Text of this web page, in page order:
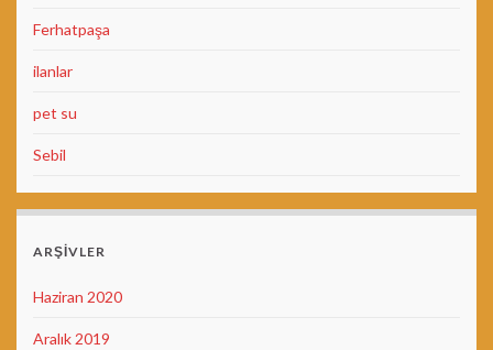
Ferhatpaşa
ilanlar
pet su
Sebil
ARŞIVLER
Haziran 2020
Aralık 2019